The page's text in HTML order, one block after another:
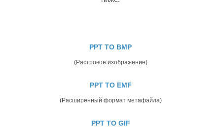
PPT TO BMP
(Растровое изображение)
PPT TO EMF
(Расширенный формат метафайла)
PPT TO GIF